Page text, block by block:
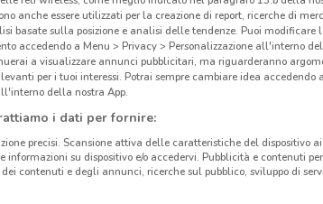
4.2 km
GBC
anche essere utilizzati per la creazione di report, ricerche di
basate sulla posizione e analisi delle tendenze. Puoi modificare
accedendo a Menu > Privacy > Personalizzazione all'interno
a visualizzare annunci pubblicitari, ma riguarderanno
per i tuoi interessi. Potrai sempre cambiare idea accedendo
della nostra App.
i dati per fornire:
precisi. Scansione attiva delle caratteristiche del dispositivo
informazioni su dispositivo e/o accedervi. Pubblicità e contenuti
contenuti e degli annunci, ricerche sul pubblico, sviluppo di